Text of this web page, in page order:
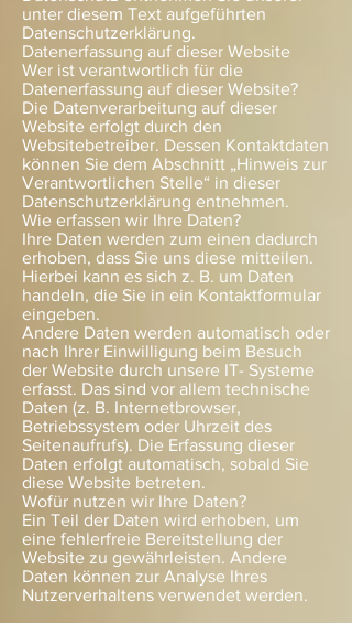
unter diesem Text aufgeführten
Datenschutzerklärung.
Datenerfassung auf dieser Website
Wer ist verantwortlich für die
Datenerfassung auf dieser Website?
Die Datenverarbeitung auf dieser
Website erfolgt durch den
Websitebetreiber. Dessen Kontaktdaten
können Sie dem Abschnitt „Hinweis zur
Verantwortlichen Stelle“ in dieser
Datenschutzerklärung entnehmen.
Wie erfassen wir Ihre Daten?
Ihre Daten werden zum einen dadurch
erhoben, dass Sie uns diese mitteilen.
Hierbei kann es sich z. B. um Daten
handeln, die Sie in ein Kontaktformular
eingeben.
Andere Daten werden automatisch oder
nach Ihrer Einwilligung beim Besuch
der Website durch unsere IT- Systeme
erfasst. Das sind vor allem technische
Daten (z. B. Internetbrowser,
Betriebssystem oder Uhrzeit des
Seitenaufrufs). Die Erfassung dieser
Daten erfolgt automatisch, sobald Sie
diese Website betreten.
Wofür nutzen wir Ihre Daten?
Ein Teil der Daten wird erhoben, um
eine fehlerfreie Bereitstellung der
Website zu gewährleisten. Andere
Daten können zur Analyse Ihres
Nutzerverhaltens verwendet werden.